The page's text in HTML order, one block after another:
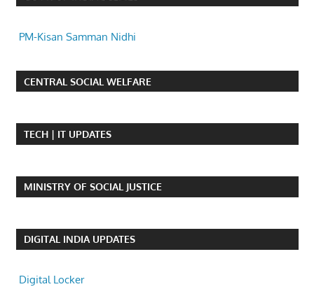
PM-Kisan Samman Nidhi
CENTRAL SOCIAL WELFARE
TECH | IT UPDATES
MINISTRY OF SOCIAL JUSTICE
DIGITAL INDIA UPDATES
Digital Locker